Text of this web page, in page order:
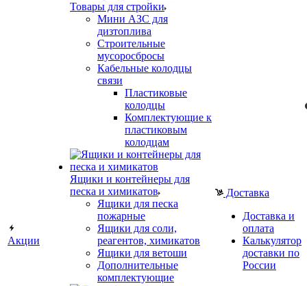
Акции
Товары для стройки
Мини АЗС для
дизтоплива
Строительные
мусоросбросы
Кабельные колодцы
связи
Пластиковые
колодцы
Комплектующие к
пластиковым
колодцам
Ящики и контейнеры для
песка и химикатов
Ящики для песка
пожарные
Ящики для соли,
реагентов, химикатов
Ящики для ветоши
Дополнительные
комплектующие
Доставка
Доставка и
оплата
Калькулятор
доставки по
России